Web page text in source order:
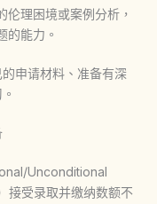
伦理困境或案例分析，
的能力。
申请材料、准备有深
Unconditional
接受录取并缴纳数额不